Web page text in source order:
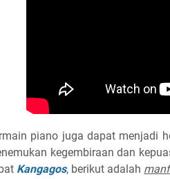
piano juga dapat menjadi
kegembiraan dan
Kangagos, berikut adalah